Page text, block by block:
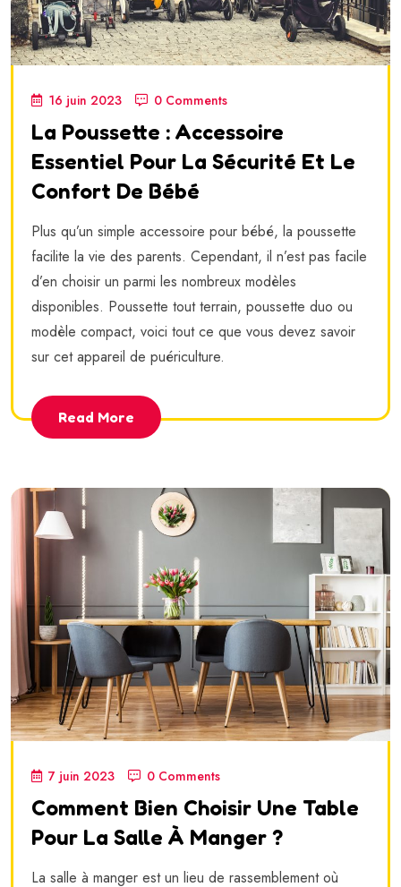
16 juin 2023 0 Comments
La Poussette : Accessoire
Essentiel Pour La Sécurité Et Le
Confort De Bébé
Plus qu’un simple accessoire pour bébé, la poussette
facilite la vie des parents. Cependant, il n’est pas facile
d’en choisir un parmi les nombreux modèles
disponibles. Poussette tout terrain, poussette duo ou
modèle compact, voici tout ce que vous devez savoir
sur cet appareil de puériculture.
Read More
7 juin 2023 0 Comments
Comment Bien Choisir Une Table
Pour La Salle À Manger ?
La salle à manger est un lieu de rassemblement où